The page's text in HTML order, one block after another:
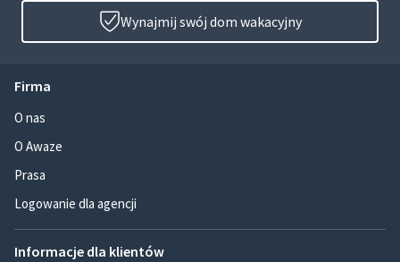
Wynajmij swój dom wakacyjny
Firma
O nas
O Awaze
Prasa
Logowanie dla agencji
Informacje dla klientów